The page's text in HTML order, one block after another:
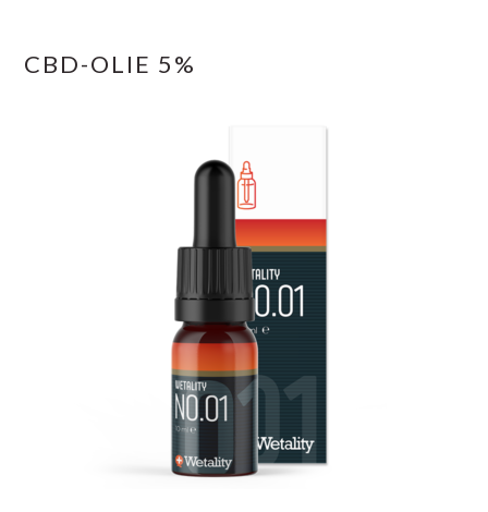
CBD-OLIE 5%